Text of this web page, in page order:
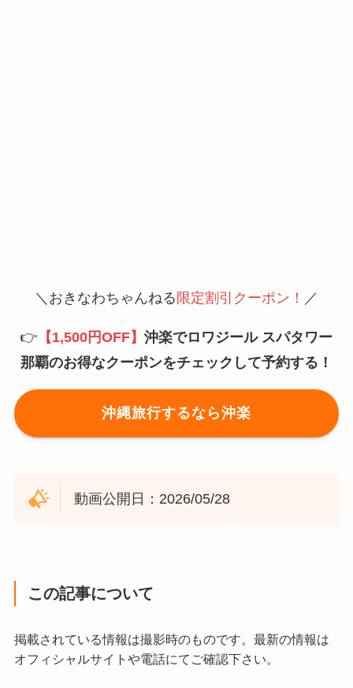
＼おきなわちゃんねる 限定割引クーポン！ ／
👉 【1,500円OFF】 沖楽でロワジール スパタワー
那覇のお得なクーポンをチェックして予約する！
沖縄旅行するなら沖楽
動画公開日：2026/05/28
この記事について
掲載されている情報は撮影時のものです。最新の情報は
オフィシャルサイトや電話にてご確認下さい。